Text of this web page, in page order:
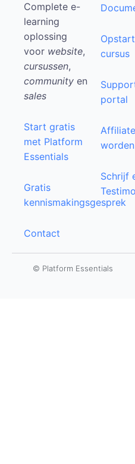
Complete e-
learning
oplossing
voor website,
cursussen,
community en
sales
Start gratis
met Platform
Essentials
Gratis
kennismakingsgesprek
Contact
Opstart
cursus
portal
Affiliate
worden
Schrijf
© Platform Essentials